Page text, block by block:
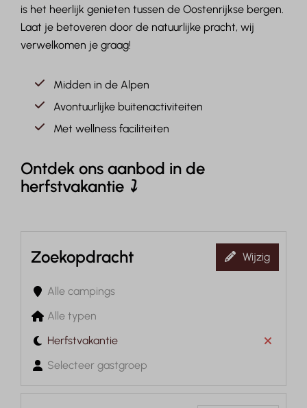
is het heerlijk genieten tussen de Oostenrijkse bergen.
Laat je betoveren door de natuurlijke pracht, wij
verwelkomen je graag!
Midden in de Alpen
Avontuurlijke buitenactiviteiten
Met wellness faciliteiten
Ontdek ons aanbod in de
herfstvakantie ⤵
Zoekopdracht Wijzig
Alle campings
Alle typen
Herfstvakantie
Selecteer gastgroep